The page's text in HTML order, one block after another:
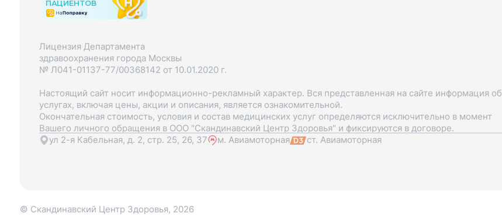
Лицензия Департамента
здравоохранения города Москвы
№ Л041-01137-77/00368142 от 10.01.2020 г.
Настоящий сайт носит информационно-рекламный характер. Вся представленная на сайте информация об
услугах, включая цены, акции и описания, является ознакомительной.
Окончательная стоимость, условия и состав медицинских услуг определяются исключительно в момент
Вашего личного обращения в ООО "Скандинавский Центр Здоровья" и фиксируются в договоре.
ул 2-я Кабельная, д. 2, стр. 25, 26, 37
м. Авиамоторная ст. Авиамоторная
© Скандинавский Центр Здоровья, 2026